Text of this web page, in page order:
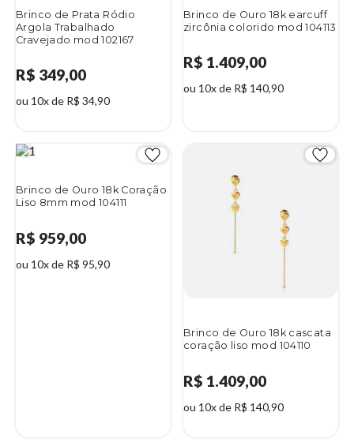
Brinco de Prata Ródio
Argola Trabalhado
Cravejado mod 102167
R$ 349,00
ou 10x de R$ 34,90
Brinco de Ouro 18k earcuff
zircônia colorido mod 104113
R$ 1.409,00
ou 10x de R$ 140,90
Brinco de Ouro 18k Coração
Liso 8mm mod 104111
R$ 959,00
ou 10x de R$ 95,90
Brinco de Ouro 18k cascata
coração liso mod 104110
R$ 1.409,00
ou 10x de R$ 140,90